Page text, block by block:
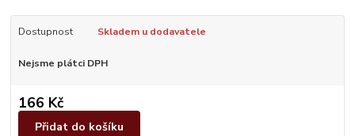
Dostupnost Skladem u dodavatele
Nejsme plátci DPH
166 Kč
Přidat do košíku